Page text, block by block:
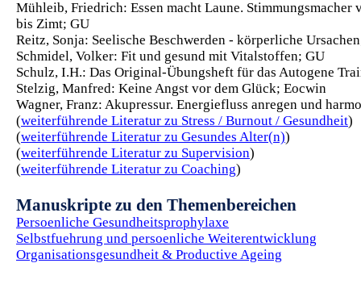
Mühleib, Friedrich: Essen macht Laune. Stimmungsmacher
bis Zimt; GU
Reitz, Sonja: Seelische Beschwerden - körperliche
Schmidel, Volker: Fit und gesund mit Vitalstoffen; GU
Schulz, I.H.: Das Original-Übungsheft für das Autogene
Stelzig, Manfred: Keine Angst vor dem Glück; Eocwin
Wagner, Franz: Akupressur. Energiefluss anregen und
(weiterführende Literatur zu Stress / Burnout / Gesundheit)
(weiterführende Literatur zu Gesundes Alter(n))
(weiterführende Literatur zu Supervision)
(weiterführende Literatur zu Coaching)
Manuskripte zu den Themenbereichen
Persoenliche Gesundheitsprophylaxe
Selbstfuehrung und persoenliche Weiterentwicklung
Organisationsgesundheit & Productive Ageing